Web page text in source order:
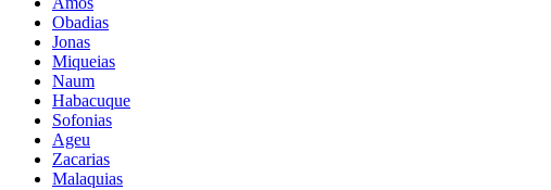
Obadias
Jonas
Miqueias
Naum
Habacuque
Sofonias
Ageu
Zacarias
Malaquias